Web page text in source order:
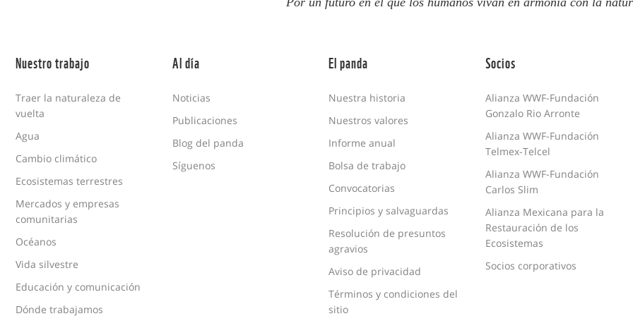
Nuestro trabajo
Traer la naturaleza de
vuelta
Agua
Cambio climático
Ecosistemas terrestres
Mercados y empresas
comunitarias
Océanos
Vida silvestre
Educación y comunicación
Dónde trabajamos
Al día
Noticias
Publicaciones
Blog del panda
Síguenos
El panda
Nuestra historia
Nuestros valores
Informe anual
Bolsa de trabajo
Convocatorias
Principios y salvaguardas
Resolución de presuntos
agravios
Aviso de privacidad
Términos y condiciones del
sitio
Socios
Alianza WWF-Fundación
Gonzalo Rio Arronte
Alianza WWF-Fundación
Telmex-Telcel
Alianza WWF-Fundación
Carlos Slim
Alianza Mexicana para la
Restauración de los
Ecosistemas
Socios corporativos